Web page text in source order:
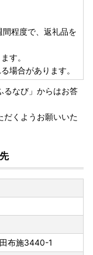
間程度で、返礼品を
す。
場合があります。
るなび」からはお答
だくようお願いいた
布施3440-1